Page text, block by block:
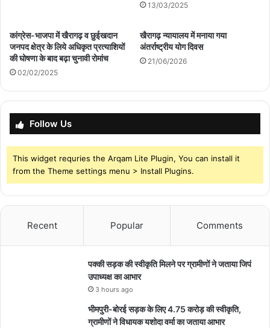
13/03/2025
कांग्रेस-भाजपा में खैरागढ़ व छुईखदान
जनपद क्षेत्र के लिये अधिकृत प्रत्याशियों
की घोषणा के बाद बढ़ा चुनावी रोमांच
02/02/2025
खैरागढ़ न्यायालय में मनाया गया
अंतर्राष्ट्रीय योग दिवस
21/06/2026
Follow Us
This widget requries the Arqam Lite Plugin, You can install it
from the Theme settings menu > Install Plugins.
Recent Popular Comments
पक्की सड़क की स्वीकृति मिलने पर ग्रामीणों ने जताया जिपं
उपाध्यक्ष का आभार
3 hours ago
भीमपुरी-बोरई सड़क के लिए 4.75 करोड़ की स्वीकृति,
ग्रामीणों ने विधायक यशोदा वर्मा का जताया आभार